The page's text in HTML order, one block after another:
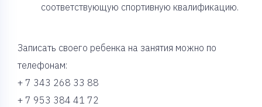
соответствующую спортивную квалификацию.
Записать своего ребенка на занятия можно по
телефонам:
+ 7 343 268 33 88
+ 7 953 384 41 72